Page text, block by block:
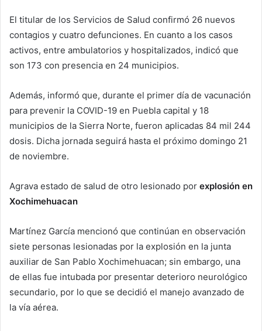
El titular de los Servicios de Salud confirmó 26 nuevos
contagios y cuatro defunciones. En cuanto a los casos
activos, entre ambulatorios y hospitalizados, indicó que
son 173 con presencia en 24 municipios.
Además, informó que, durante el primer día de vacunación
para prevenir la COVID-19 en Puebla capital y 18
municipios de la Sierra Norte, fueron aplicadas 84 mil 244
dosis. Dicha jornada seguirá hasta el próximo domingo 21
de noviembre.
Agrava estado de salud de otro lesionado por explosión en
Xochimehuacan
Martínez García mencionó que continúan en observación
siete personas lesionadas por la explosión en la junta
auxiliar de San Pablo Xochimehuacan; sin embargo, una
de ellas fue intubada por presentar deterioro neurológico
secundario, por lo que se decidió el manejo avanzado de
la vía aérea.